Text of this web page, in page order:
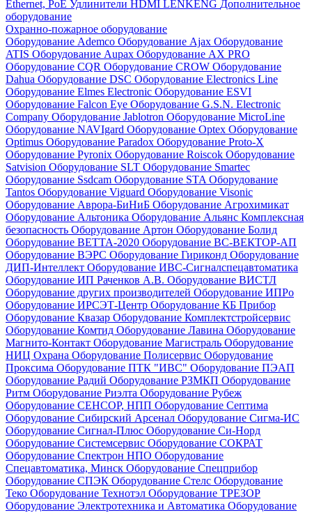
Ethernet, PoE Удлинители HDMI LENKENG Дополнительное
оборудование
Охранно-пожарное оборудование
Оборудование Ademco Оборудование Ajax Оборудование
ATIS Оборудование Aupax Оборудование AX PRO
Оборудование CQR Оборудование CROW Оборудование
Dahua Оборудование DSC Оборудование Electronics Line
Оборудование Elmes Electronic Оборудование ESVI
Оборудование Falcon Eye Оборудование G.S.N. Electronic
Company Оборудование Jablotron Оборудование MicroLine
Оборудование NAVIgard Оборудование Optex Оборудование
Optimus Оборудование Paradox Оборудование Proto-X
Оборудование Pyronix Оборудование Roiscok Оборудование
Satvision Оборудование SLT Оборудование Smartec
Оборудование Ssdcam Оборудование STA Оборудование
Tantos Оборудование Viguard Оборудование Visonic
Оборудование Аврора-БиНиБ Оборудование Агрохимикат
Оборудование Альтоника Оборудование Альянс Комплексная
безопасность Оборудование Артон Оборудование Болид
Оборудование ВЕТТА-2020 Оборудование ВС-ВЕКТОР-АП
Оборудование ВЭРС Оборудование Гириконд Оборудование
ДИП-Интеллект Оборудование ИВС-Сигналспецавтоматика
Оборудование ИП Раченков А.В. Оборудование ВИСТЛ
Оборудование других производителей Оборудование ИПРо
Оборудование ИРСЭТ-Центр Оборудование КБ Прибор
Оборудование Квазар Оборудование Комплектстройсервис
Оборудование Комтид Оборудование Лавина Оборудование
Магнито-Контакт Оборудование Магистраль Оборудование
НИЦ Охрана Оборудование Полисервис Оборудование
Проксима Оборудование ПТК "ИВС" Оборудование ПЭАП
Оборудование Радий Оборудование РЗМКП Оборудование
Ритм Оборудование Риэлта Оборудование Рубеж
Оборудование СЕНСОР, НПП Оборудование Септима
Оборудование Сибирский Арсенал Оборудование Сигма-ИС
Оборудование Сигнал-Плюс Оборудование Си-Норд
Оборудование Системсервис Оборудование СОКРАТ
Оборудование Спектрон НПО Оборудование
Спецавтоматика, Минск Оборудование Спецприбор
Оборудование СПЭК Оборудование Стелс Оборудование
Теко Оборудование Технотэл Оборудование ТРЕЗОР
Оборудование Электротехника и Автоматика Оборудование